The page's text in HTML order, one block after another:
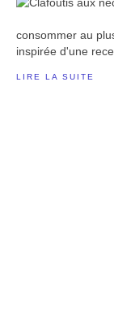
consommer au
inspirée d'une
LIRE LA SUITE